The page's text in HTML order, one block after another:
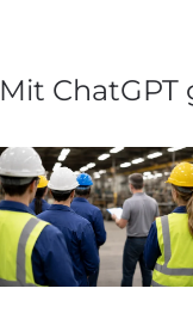
Mit